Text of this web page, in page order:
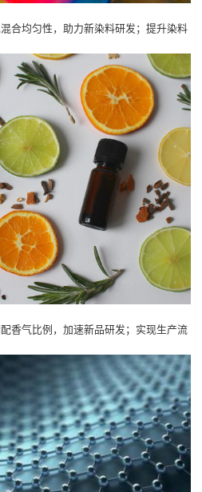
合均匀性，助力新染料研发；提升染料
香气比例，加速新品研发；实现生产流